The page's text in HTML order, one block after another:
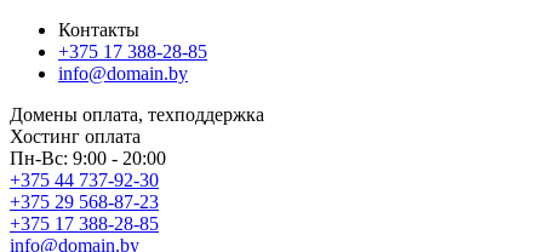
Контакты
+375 17 388-28-85
info@domain.by
Домены оплата, техподдержка
Хостинг оплата
Пн-Вс: 9:00 - 20:00
+375 44 737-92-30
+375 29 568-87-23
+375 17 388-28-85
info@domain.by